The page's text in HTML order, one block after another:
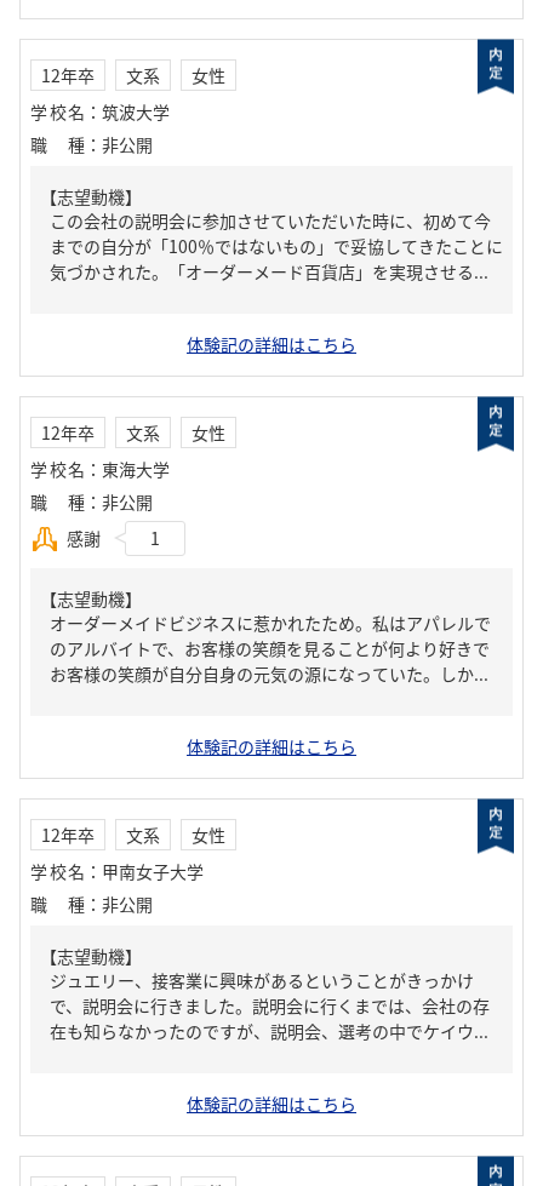
12年卒 文系
女性
学校名 ： 筑波大学
職種 ： 非公開
【志望動機】
この会社の説明会に参加させていただいた時に、初めて今
までの自分が「100％ではないもの」で妥協してきたことに
気づかされた。「オーダーメード百貨店」を実現させる...
体験記の詳細はこちら
12年卒 文系
女性
学校名 ： 東海大学
職種 ： 非公開
感謝
1
【志望動機】
オーダーメイドビジネスに惹かれたため。私はアパレルで
のアルバイトで、お客様の笑顔を見ることが何より好きで
お客様の笑顔が自分自身の元気の源になっていた。しか...
体験記の詳細はこちら
12年卒 文系
女性
学校名 ： 甲南女子大学
職種 ： 非公開
【志望動機】
ジュエリー、接客業に興味があるということがきっかけ
で、説明会に行きました。説明会に行くまでは、会社の存
在も知らなかったのですが、説明会、選考の中でケイウ...
体験記の詳細はこちら